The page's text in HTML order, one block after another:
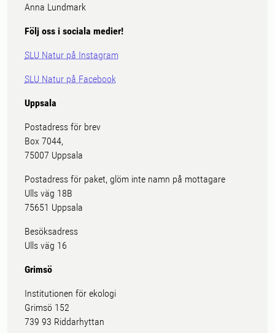
Anna Lundmark
Följ oss i sociala medier!
SLU Natur på Instagram
SLU Natur på Facebook
Uppsala
Postadress för brev
Box 7044,
75007 Uppsala
Postadress för paket, glöm inte namn på mottagare
Ulls väg 18B
75651 Uppsala
Besöksadress
Ulls väg 16
Grimsö
Institutionen för ekologi
Grimsö 152
739 93 Riddarhyttan